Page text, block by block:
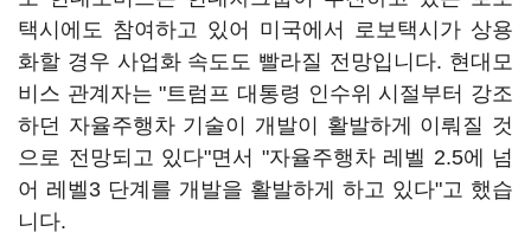
택시에도 참여하고 있어 미국에서 로보택시가 상용
화할 경우 사업화 속도도 빨라질 전망입니다. 현대모
비스 관계자는 "트럼프 대통령 인수위 시절부터 강조
하던 자율주행차 기술이 개발이 활발하게 이뤄질 것
으로 전망되고 있다"면서 "자율주행차 레벨 2.5에 넘
어 레벨3 단계를 개발을 활발하게 하고 있다"고 했습
니다.